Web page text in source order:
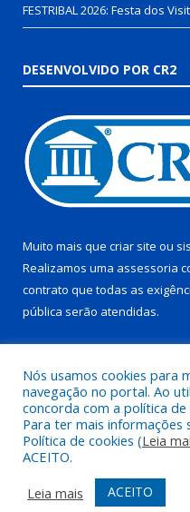
FESTRIBAL 2026: Festa dos
DESENVOLVIDO POR CR2
Muito mais que criar site ou
Realizamos uma assessoria
contrato que todas as
pública serão atendidas.
Todos os direitos
Mapa do Site
Acessar
Acessar Webmail
Nós usamos cookies para
navegação no portal. Ao
concorda com a política
Para ter mais informações
Política de cookies (Leia
ACEITO.
Leia mais
ACEITO